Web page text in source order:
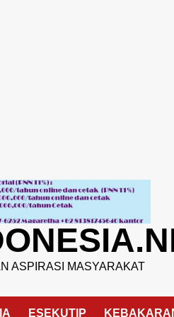
ASPIRASI MASYARAKAT
ESEKUTIP